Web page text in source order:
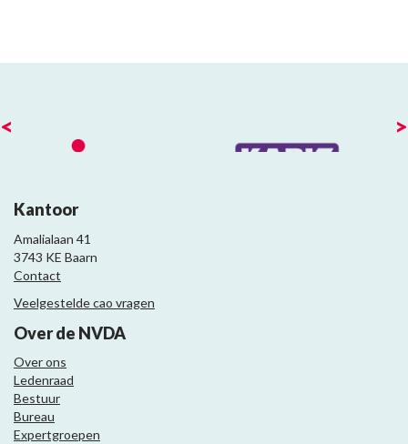
< >
Kantoor
Amalialaan 41
3743 KE Baarn
Contact
Veelgestelde cao vragen
Over de NVDA
Over ons
Ledenraad
Bestuur
Bureau
Expertgroepen